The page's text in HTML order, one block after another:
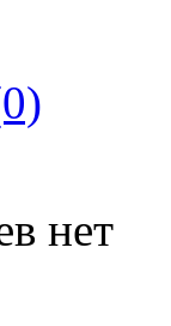
нет